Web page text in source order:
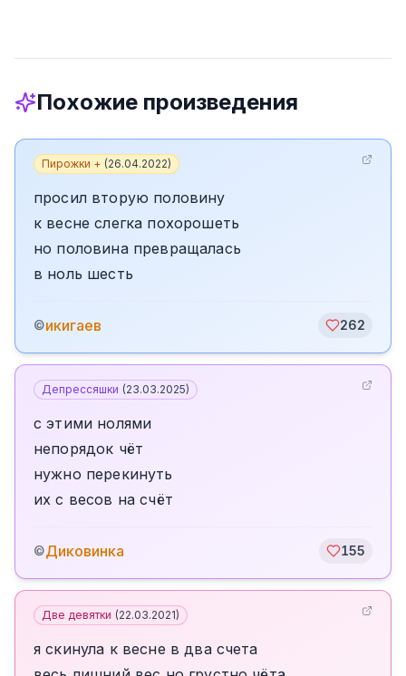
Похожие произведения
Пирожки + (26.04.2022)
просил вторую половину
к весне слегка похорошеть
но половина превращалась
в ноль шесть
©икигаев 262
Депрессяшки (23.03.2025)
с этими нолями
непорядок чёт
нужно перекинуть
их с весов на счёт
©Диковинка 155
Две девятки (22.03.2021)
я скинула к весне в два счета